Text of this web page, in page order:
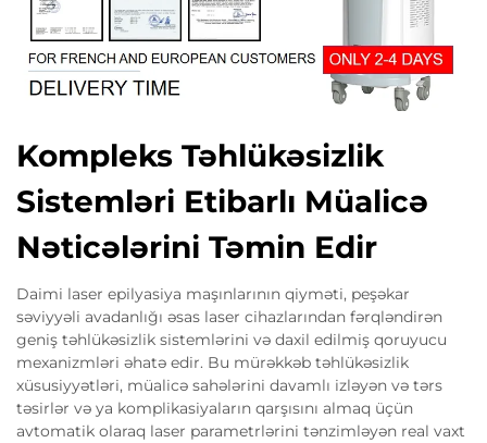
Kompleks Təhlükəsizlik
Sistemləri Etibarlı Müalicə
Nəticələrini Təmin Edir
Daimi laser epilyasiya maşınlarının qiyməti, peşəkar
səviyyəli avadanlığı əsas laser cihazlarından fərqləndirən
geniş təhlükəsizlik sistemlərini və daxil edilmiş qoruyucu
mexanizmləri əhatə edir. Bu mürəkkəb təhlükəsizlik
xüsusiyyətləri, müalicə sahələrini davamlı izləyən və tərs
təsirlər və ya komplikasiyaların qarşısını almaq üçün
avtomatik olaraq laser parametrlərini tənzimləyən real vaxt